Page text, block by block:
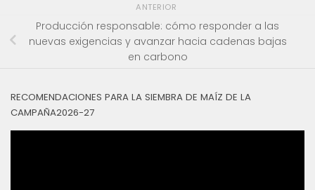
ANTERIOR
Producción responsable: cómo responder a las
nuevas exigencias y avanzar hacia cadenas bajas
en carbono
RECOMENDACIONES PARA LA SIEMBRA DE MAÍZ DE LA
CAMPAÑA2026-27